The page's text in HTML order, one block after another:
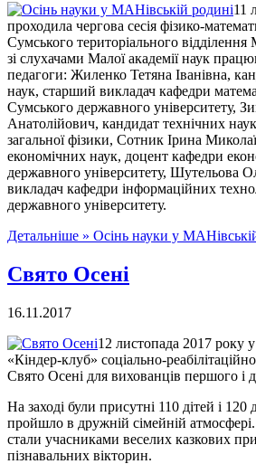
11
проходила чергова сесія фізико-
Сумського територіального
зі слухачами Малої академії наук
педагоги: Жиленко Тетяна Іванівна,
наук, старший викладач кафедри
Сумського державного університету,
Анатолійович, кандидат технічних
загальної фізики, Сотник Ірина
економічних наук, доцент кафедри
державного університету, Шутельова
викладач кафедри інформаційних
державного університету.
Детальніше » Осінь науки у
Свято Осені
16.11.2017
12 листопада 2017 року
«Кіндер-клуб» соціально-
Свято Осені для вихованців першого і
На заході були присутні 110 дітей і
пройшло в дружній сімейній атмосфері.
стали учасниками веселих казкових
пізнавальних вікторин.